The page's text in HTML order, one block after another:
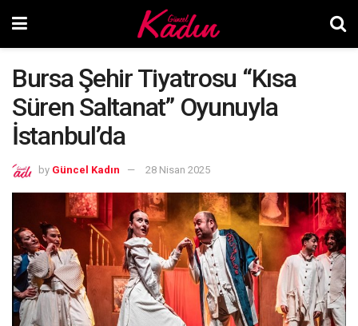
Bursa Şehir Tiyatrosu “Kısa
Süren Saltanat” Oyunuyla
İstanbul’da
by Güncel Kadın 28 Nisan 2025